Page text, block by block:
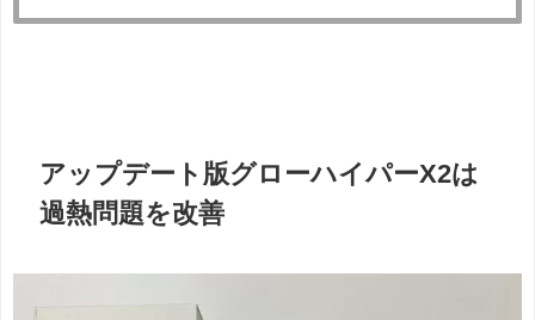
アップデート版グローハイパーX2は
過熱問題を改善